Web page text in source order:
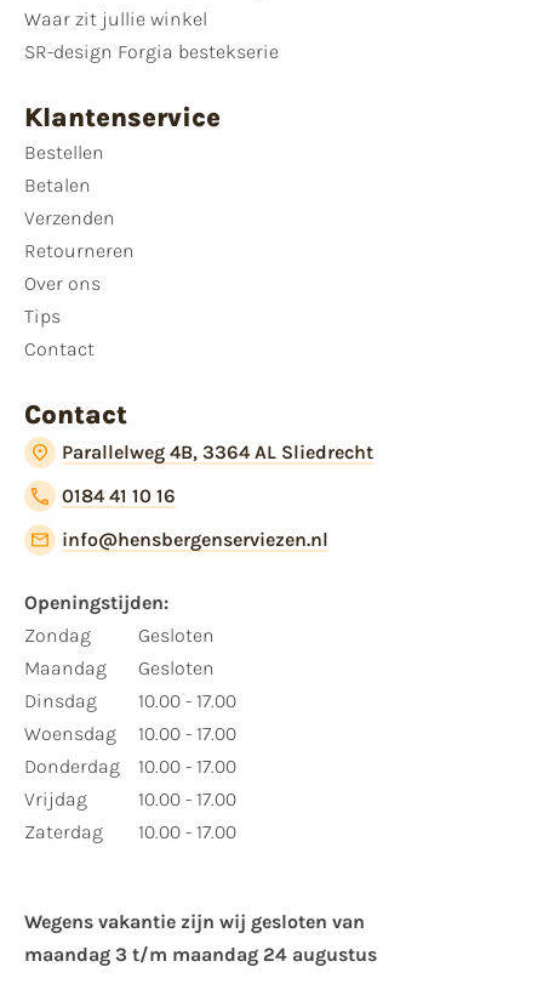
Waar zit jullie winkel
SR-design Forgia bestekserie
Klantenservice
Bestellen
Betalen
Verzenden
Retourneren
Over ons
Tips
Contact
Contact
Parallelweg 4B, 3364 AL Sliedrecht
0184 41 10 16
info@hensbergenserviezen.nl
Openingstijden:
Zondag
Maandag
Dinsdag
Woensdag
Donderdag
Vrijdag
Zaterdag
Gesloten
Gesloten
10.00 - 17.00
10.00 - 17.00
10.00 - 17.00
10.00 - 17.00
10.00 - 17.00
Wegens vakantie zijn wij gesloten van ​
maandag 3 t/m maandag 24 augustus